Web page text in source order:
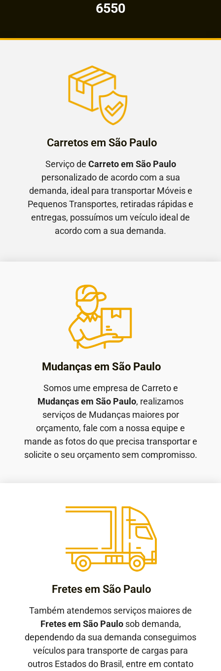
6550
Carretos em São Paulo
Serviço de Carreto em São Paulo
personalizado de acordo com a sua
demanda, ideal para transportar Móveis e
Pequenos Transportes, retiradas rápidas e
entregas, possuímos um veículo ideal de
acordo com a sua demanda.
Mudanças em São Paulo
Somos ume empresa de Carreto e
Mudanças em São Paulo, realizamos
serviços de Mudanças maiores por
orçamento, fale com a nossa equipe e
mande as fotos do que precisa transportar e
solicite o seu orçamento sem compromisso.
Fretes em São Paulo
Também atendemos serviços maiores de
Fretes em São Paulosob demanda,
dependendo da sua demanda conseguimos
veículos para transporte de cargas para
outros Estados do Brasil, entre em contato